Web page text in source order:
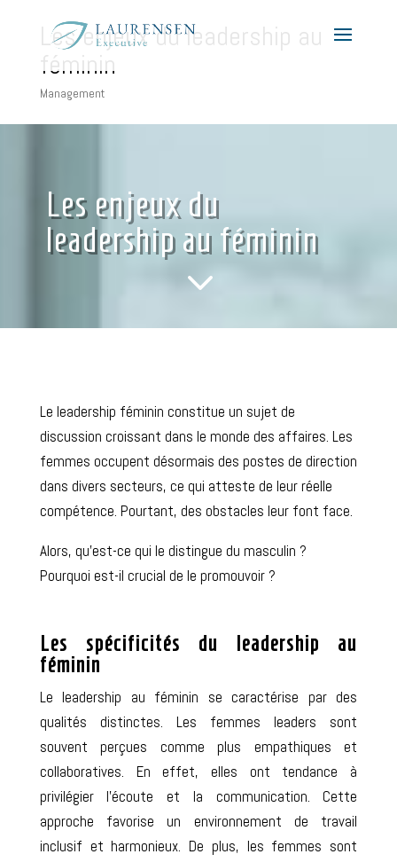
Les enjeux du leadership au
féminin
Management
Les enjeux du
leadership au féminin
3
Le leadership féminin constitue un sujet de
discussion croissant dans le monde des affaires. Les
femmes occupent désormais des postes de direction
dans divers secteurs, ce qui atteste de leur réelle
compétence. Pourtant, des obstacles leur font face.
Alors, qu’est-ce qui le distingue du masculin ?
Pourquoi est-il crucial de le promouvoir ?
Les spécificités du leadership au
féminin
Le leadership au féminin se caractérise par des
qualités distinctes. Les femmes leaders sont
souvent perçues comme plus empathiques et
collaboratives. En effet, elles ont tendance à
privilégier l’écoute et la communication. Cette
approche favorise un environnement de travail
inclusif et harmonieux. De plus, les femmes sont